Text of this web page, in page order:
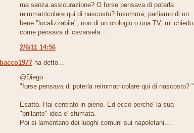
ma senza assicurazione? O forse pensava di poterla
reimmatricolare qui di nascosto? Insomma, parliamo di un
bene "localizzabile", non di un orologio o una TV, mi chiedo
come pensava di cavarsela...
2/6/11 14:56
bacco1977 ha detto...
@Diego
"forse pensava di poterla reimmatricolare qui di nascosto? "
Esatto. Hai centrato in pieno. Ed ecco perche' la sua
"brillante" idea e' sfumata.
Poi si lamentano dei luoghi comuni sui napoletani....